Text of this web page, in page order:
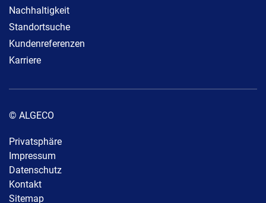
Nachhaltigkeit
Standortsuche
Kundenreferenzen
Karriere
© ALGECO
Privatsphäre
Impressum
Datenschutz
Kontakt
Sitemap